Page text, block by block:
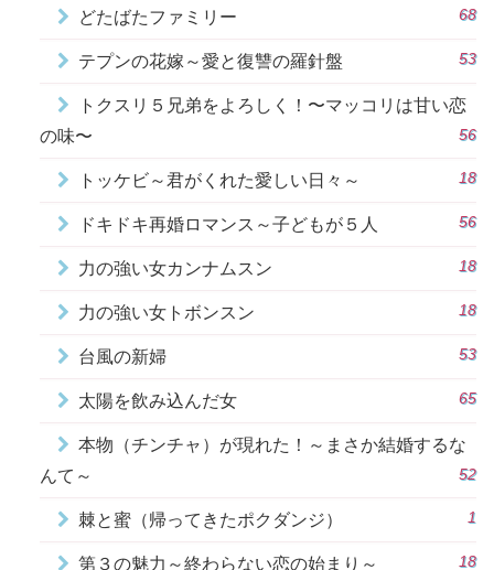
どたばたファミリー 68
テプンの花嫁～愛と復讐の羅針盤 53
トクスリ５兄弟をよろしく！〜マッコリは甘い恋
の味〜
56
トッケビ～君がくれた愛しい日々～ 18
ドキドキ再婚ロマンス～子どもが５人 56
力の強い女カンナムスン 18
力の強い女トボンスン 18
台風の新婦 53
太陽を飲み込んだ女 65
本物（チンチャ）が現れた！～まさか結婚するな
んて～
52
棘と蜜（帰ってきたポクダンジ） 1
第３の魅力～終わらない恋の始まり～ 18